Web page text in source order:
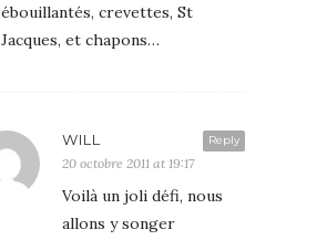
ébouillantés, crevettes, St
Jacques, et chapons…
Reply
WILL
20 octobre 2011 at 19:17
Voilà un joli défi, nous
allons y songer